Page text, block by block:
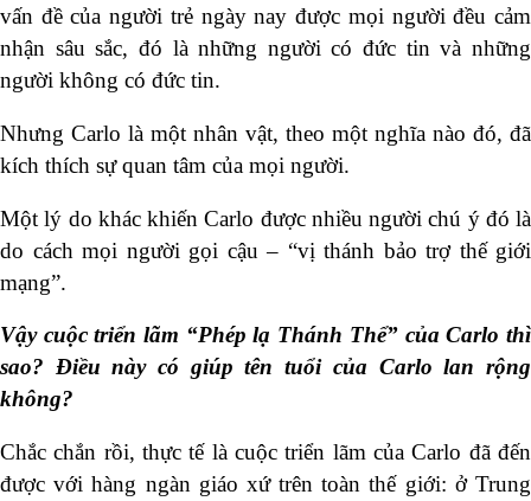
vấn đề của người trẻ ngày nay được mọi người đều cảm
nhận sâu sắc, đó là những người có đức tin và những
người không có đức tin.
Nhưng Carlo là một nhân vật, theo một nghĩa nào đó, đã
kích thích sự quan tâm của mọi người.
Một lý do khác khiến Carlo được nhiều người chú ý đó là
do cách mọi người gọi cậu – “vị thánh bảo trợ thế giới
mạng”.
Vậy cuộc triển lãm “Phép lạ Thánh Thể” của Carlo thì
sao? Điều này có giúp tên tuổi của Carlo lan rộng
không?
Chắc chắn rồi, thực tế là cuộc triển lãm của Carlo đã đến
được với hàng ngàn giáo xứ trên toàn thế giới: ở Trung